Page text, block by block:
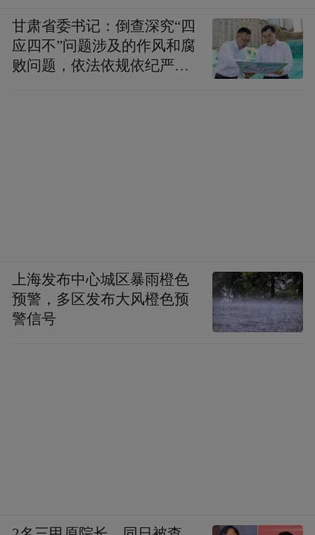
甘肃省委书记：倒查深究“四
应四不”问题涉及的作风和腐
败问题，依法依规依纪严肃
上海发布中心城区暴雨橙色
预警，多区发布大风橙色预
警信号